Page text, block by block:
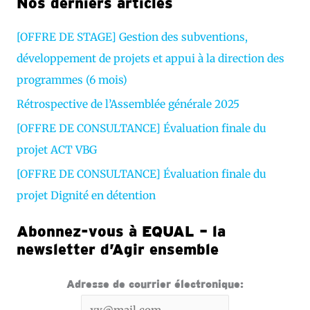
é
[OFFRE DE STAGE] Gestion des subventions,
développement de projets et appui à la direction des
programmes (6 mois)
Rétrospective de l’Assemblée générale 2025
[OFFRE DE CONSULTANCE] Évaluation finale du
projet ACT VBG
[OFFRE DE CONSULTANCE] Évaluation finale du
projet Dignité en détention
Abonnez-vous à EQUAL – la
newsletter d’Agir ensemble
Adresse de courrier électronique: